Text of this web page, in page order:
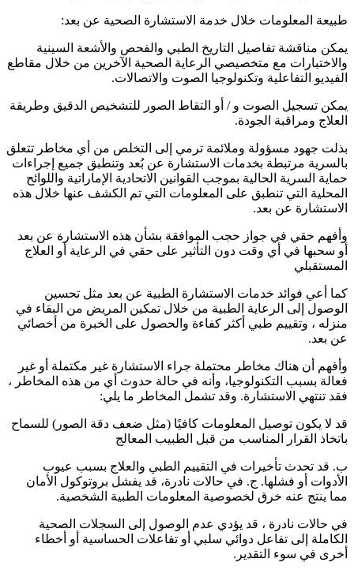
طبيعة المعلومات خلال خدمة الاستشارة الصحية عن بعد:
يمكن مناقشة تفاصيل التاريخ الطبي والفحص والأشعة السينية
والاختبارات مع متخصيصي الرعاية الصحية الآخرين من خلال مقاطع
الفيديو التفاعلية وتكنولوجيا الصوت والاتصالات.
يمكن تسجيل الصوت و / أو التقاط الصور للتشخيص الدقيق وطريقة
العلاج ومراقبة الجودة.
بذلت جهود مسؤولة وملائمة ترمي إلى التخلص من أي مخاطر تتعلق
بالسرية مرتبطة بخدمات الاستشارة عن بُعد وتنطبق جميع إجراءات
حماية السرية الحالية بموجب القوانين الاتحادية الإماراتية واللوائح
المحلية التي تنطبق على المعلومات التي تم الكشف عنها خلال هذه
الاستشارة عن بعد.
وأفهم حقي في جواز حجب الموافقة بشأن هذه الاستشارة عن بعد
أو سحبها في أي وقت دون التأثير على حقي في الرعاية أو العلاج
المستقبلي
كما أعي فوائد خدمات الاستشارة الطبية عن بعد مثل تحسين
الوصول إلى الرعاية الطبية من خلال تمكين المريض من البقاء في
منزله ، وتقييم طبي أكثر كفاءة والحصول على الخبرة من أخصائي
عن بعد.
وأفهم أن هناك مخاطر محتملة جراء الاستشارة غير مكتملة أو غير
فعالة بسبب التكنولوجيا، وأنه في حالة حدوث أي من هذه المخاطر ،
فقد تنتهي الاستشارة. وقد تشمل المخاطر ما يلي:
قد لا يكون توصيل المعلومات كافيًا (مثل ضعف دقة الصور) للسماح
باتخاذ القرار المناسب من قبل الطبيب المعالج
ب. قد تحدث تأخيرات في التقييم الطبي والعلاج بسبب عيوب
الأدوات أو فشلها. ج. في حالات نادرة، قد يفشل بروتوكول الأمان
مما ينتج عنه خرق لخصوصية المعلومات الطبية الشخصية.
في حالات نادرة ، قد يؤدي عدم الوصول إلى السجلات الصحية
الكاملة إلى تفاعل دوائي سلبي أو تفاعلات الحساسية أو أخطاء
أخرى في سوء التقدير.